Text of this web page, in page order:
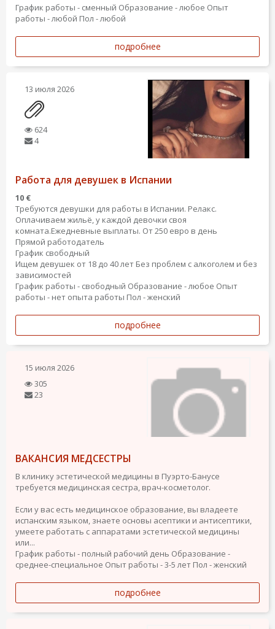
График работы - сменный Образование - любое Опыт
работы - любой Пол - любой
подробнее
13 июля 2026
624
4
Работа для девушек в Испании
10 €
Требуются девушки для работы в Испании. Релакс.
Оплачиваем жильё, у каждой девочки своя
комната.Ежедневные выплаты. От 250 евро в день
Прямой работодатель
График свободный
Ищем девушек от 18 до 40 лет Без проблем с алкоголем и без
зависимостей
График работы - свободный Образование - любое Опыт
работы - нет опыта работы Пол - женский
подробнее
15 июля 2026
305
23
ВАКАНСИЯ МЕДСЕСТРЫ
В клинику эстетической медицины в Пуэрто-Банусе
требуется медицинская сестра, врач-косметолог.
Если у вас есть медицинское образование, вы владеете
испанским языком, знаете основы асептики и антисептики,
умеете работать с аппаратами эстетической медицины
или...
График работы - полный рабочий день Образование -
среднее-специальное Опыт работы - 3-5 лет Пол - женский
подробнее